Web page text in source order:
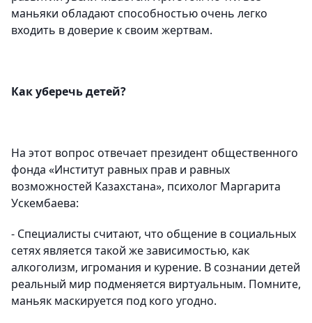
маньяки обладают способностью очень легко
входить в доверие к своим жертвам.
Как уберечь детей?
На этот вопрос отвечает президент общественного
фонда «Институт равных прав и равных
возможностей Казахстана», психолог Маргарита
Ускембаева:
- Специалисты считают, что общение в социальных
сетях является такой же зависимостью, как
алкоголизм, игромания и курение. В сознании детей
реальный мир подменяется виртуальным. Помните,
маньяк маскируется под кого угодно.